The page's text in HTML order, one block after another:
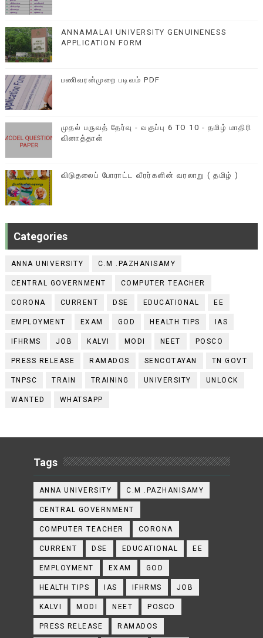
ANNAMALAI UNIVERSITY GENUINENESS
APPLICATION FORM
பணிவரன்முறை படிவம் PDF
முதல் பருவத் தேர்வு - வகுப்பு 6 TO 10 - தமிழ் மாதிரி
வினாத்தாள்
விடுதலைப் போராட்ட வீரர்களின் வரலாறு ( தமிழ் )
Categories
ANNA UNIVERSITY C.M .PAZHANISAMY
CENTRAL GOVERNMENT COMPUTER TEACHER
CORONA CURRENT DSE EDUCATIONAL EE
EMPLOYMENT EXAM GOD HEALTH TIPS IAS
IFHRMS JOB KALVI MODI NEET POSCO
PRESS RELEASE RAMADOS SENCOTAYAN TN GOVT
TNPSC TRAIN TRAINING UNIVERSITY UNLOCK
WANTED WHATSAPP
Tags
ANNA UNIVERSITY C.M .PAZHANISAMY
CENTRAL GOVERNMENT
COMPUTER TEACHER CORONA
CURRENT DSE EDUCATIONAL EE
EMPLOYMENT EXAM GOD
HEALTH TIPS IAS IFHRMS JOB
KALVI MODI NEET POSCO
PRESS RELEASE RAMADOS